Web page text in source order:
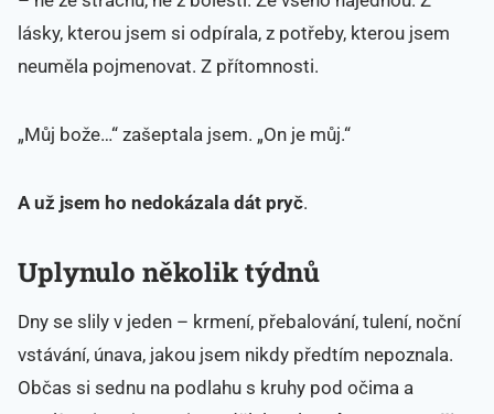
lásky, kterou jsem si odpírala, z potřeby, kterou jsem
neuměla pojmenovat. Z přítomnosti.
„Můj bože…“ zašeptala jsem. „On je můj.“
A už jsem ho nedokázala dát pryč.
Uplynulo několik týdnů
Dny se slily v jeden – krmení, přebalování, tulení, noční
vstávání, únava, jakou jsem nikdy předtím nepoznala.
Občas si sednu na podlahu s kruhy pod očima a